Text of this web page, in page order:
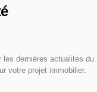
les dernières actualités du
votre projet immobilier.